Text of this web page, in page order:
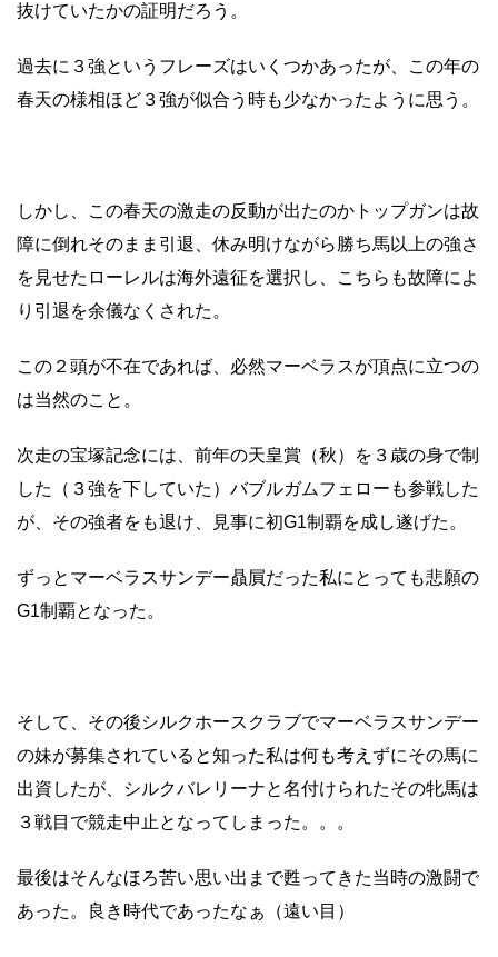
抜けていたかの証明だろう。
過去に３強というフレーズはいくつかあったが、この年の
春天の様相ほど３強が似合う時も少なかったように思う。
しかし、この春天の激走の反動が出たのかトップガンは故
障に倒れそのまま引退、休み明けながら勝ち馬以上の強さ
を見せたローレルは海外遠征を選択し、こちらも故障によ
り引退を余儀なくされた。
この２頭が不在であれば、必然マーベラスが頂点に立つの
は当然のこと。
次走の宝塚記念には、前年の天皇賞（秋）を３歳の身で制
した（３強を下していた）バブルガムフェローも参戦した
が、その強者をも退け、見事に初G1制覇を成し遂げた。
ずっとマーベラスサンデー贔屓だった私にとっても悲願の
G1制覇となった。
そして、その後シルクホースクラブでマーベラスサンデー
の妹が募集されていると知った私は何も考えずにその馬に
出資したが、シルクバレリーナと名付けられたその牝馬は
３戦目で競走中止となってしまった。。。
最後はそんなほろ苦い思い出まで甦ってきた当時の激闘で
あった。良き時代であったなぁ（遠い目）